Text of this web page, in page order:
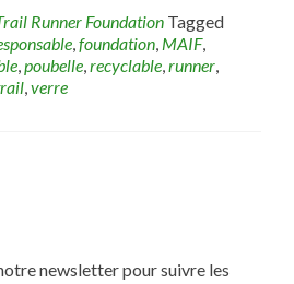
Runner Foundation Tagged
,foundation, MAIF,
,poubelle,recyclable,runner,
,verre
newsletter pour suivre les